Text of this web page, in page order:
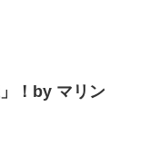
！by マリン